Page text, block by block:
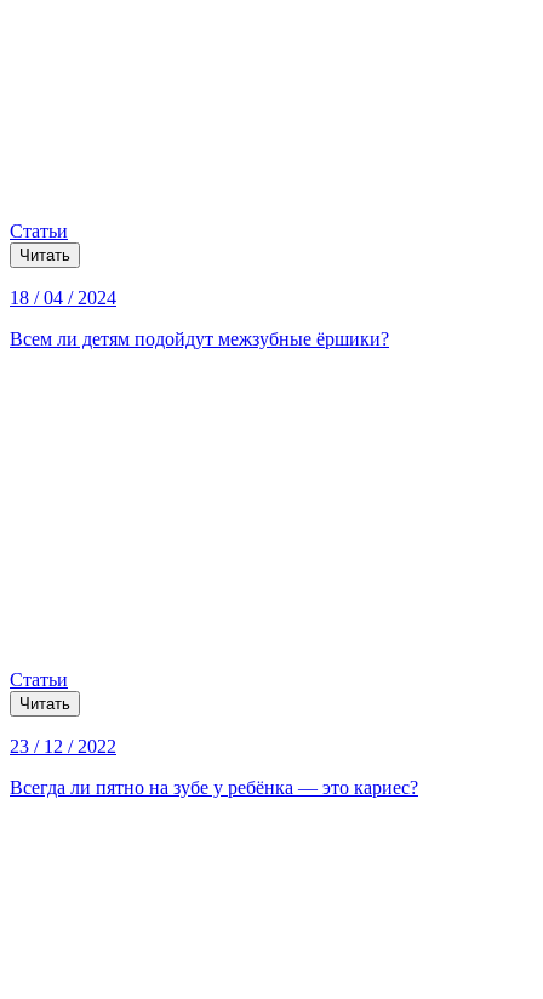
Статьи
Читать
18 / 04 / 2024
Всем ли детям подойдут межзубные ёршики?
Статьи
Читать
23 / 12 / 2022
Всегда ли пятно на зубе у ребёнка — это кариес?